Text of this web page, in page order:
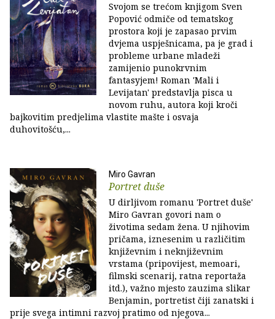
Svojom se trećom knjigom Sven
Popović odmiče od tematskog
prostora koji je zapasao prvim
dvjema uspješnicama, pa je grad i
probleme urbane mladeži
zamijenio punokrvnim
fantasyjem! Roman 'Mali i
Levijatan' predstavlja pisca u
novom ruhu, autora koji kroči
bajkovitim predjelima vlastite mašte i osvaja
duhovitošću,...
Miro Gavran
Portret duše
U dirljivom romanu 'Portret duše'
Miro Gavran govori nam o
životima sedam žena. U njihovim
pričama, iznesenim u različitim
književnim i neknjiževnim
vrstama (pripovijest, memoari,
filmski scenarij, ratna reportaža
itd.), važno mjesto zauzima slikar
Benjamin, portretist čiji zanatski i
prije svega intimni razvoj pratimo od njegova...